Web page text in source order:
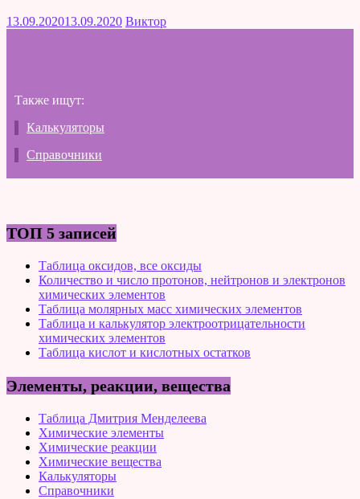
13.09.202013.09.2020 Виктор
Также ищут:
Калькуляторы
Справочники
ТОП 5 записей
Таблица оксидов, все оксиды
Количество и число протонов, нейтронов и электронов
химических элементов
Таблица молярных масс химических элементов
Таблица и калькулятор электроотрицательности
химических элементов
Таблица кислот и кислотных остатков
Элементы, реакции, вещества
Таблица Дмитрия Менделеева
Химические элементы
Химические реакции
Химические вещества
Калькуляторы
Справочники